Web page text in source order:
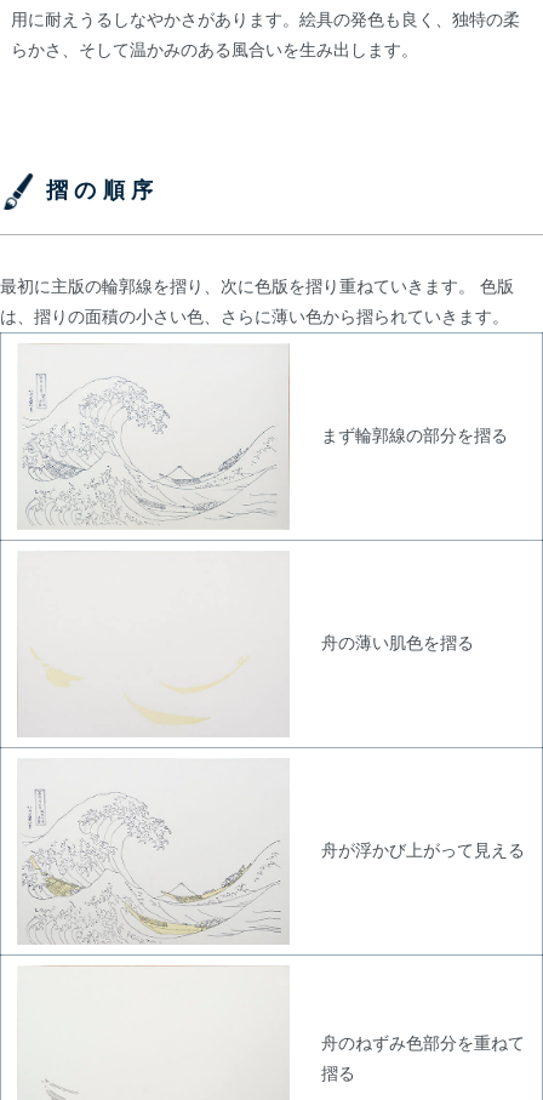
用に耐えうるしなやかさがあります。絵具の発色も良く、独特の柔
らかさ、そして温かみのある風合いを生み出します。
摺の順序
最初に主版の輪郭線を摺り、次に色版を摺り重ねていきます。 色版
は、摺りの面積の小さい色、さらに薄い色から摺られていきます。
まず輪郭線の部分を摺る
舟の薄い肌色を摺る
舟が浮かび上がって見える
舟のねずみ色部分を重ねて
摺る